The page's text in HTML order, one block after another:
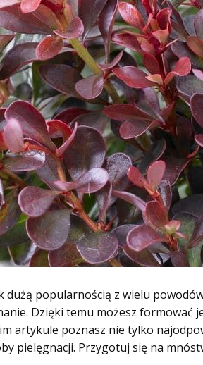
popularnością z wielu
Dzięki temu możesz formować
artykule poznasz nie tylko
pielęgnacji. Przygotuj się na